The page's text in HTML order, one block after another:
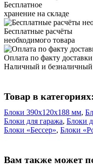
Бесплатное
хранение на складе
Бесплатные расчёты
необходимого товара
Оплата по факту доставки
Наличный и безналичный
Товар в категориях:
Блоки 390х120х188 мм,
Блоки для гаража, Блоки
Блоки «Бессер», Блоки
Вам также может